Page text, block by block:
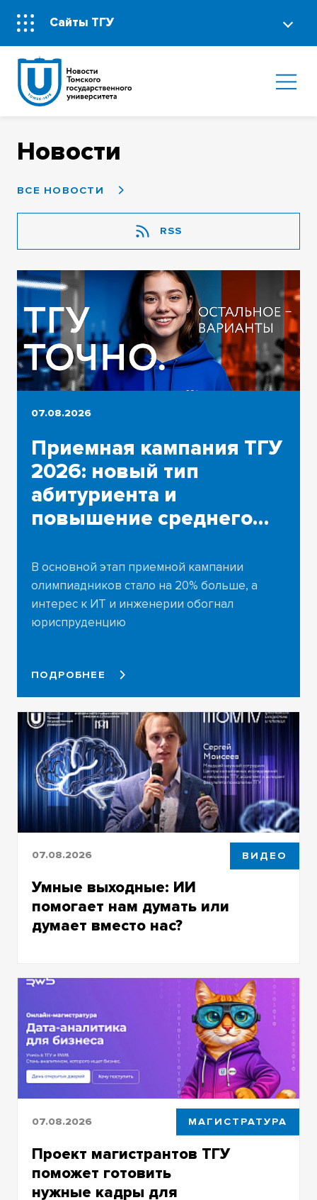
Сайты ТГУ
Новости
ВСЕ НОВОСТИ
RSS
07.08.2026
Приемная кампания ТГУ
2026: новый тип
абитуриента и
повышение среднего
В основной этап приемной кампании
олимпиадников стало на 20% больше, а
интерес к ИТ и инженерии обогнал
юриспруденцию
ПОДРОБНЕЕ
07.08.2026 ВИДЕО
Умные выходные: ИИ
помогает нам думать или
думает вместо нас?
исследований и нейронаук ТГУ Сергей
07.08.2026 МАГИСТРАТУРА
Проект магистрантов ТГУ
поможет готовить
нужные кадры для